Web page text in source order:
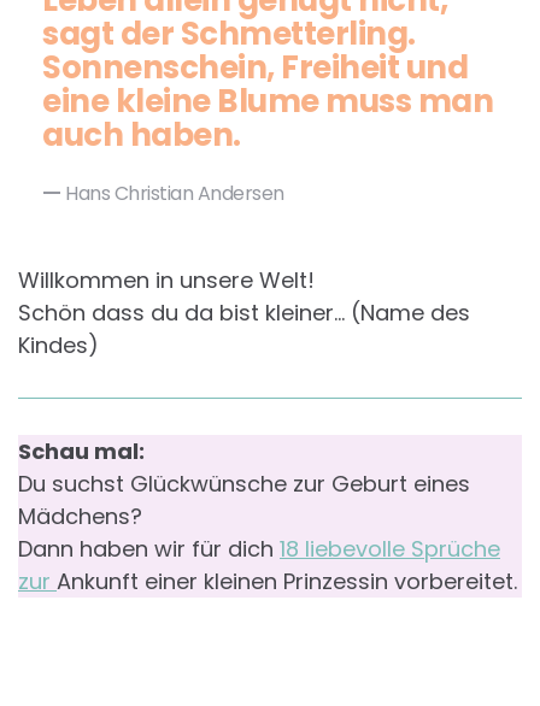
sagt der Schmetterling.
Sonnenschein, Freiheit und
eine kleine Blume muss man
auch haben.
Hans Christian Andersen
Willkommen in unsere Welt!
Schön dass du da bist kleiner… (Name des
Kindes)
Schau mal:
Du suchst Glückwünsche zur Geburt eines
Mädchens?
Dann haben wir für dich 18 liebevolle Sprüche
zur Ankunft einer kleinen Prinzessin vorbereitet.